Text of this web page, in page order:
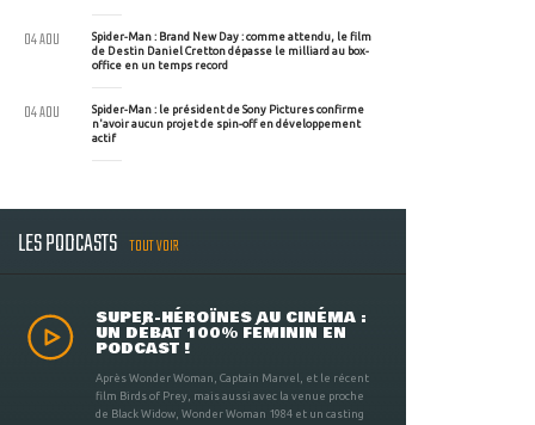
Spider-Man : Brand New Day : comme attendu, le film
de Destin Daniel Cretton dépasse le milliard au box-
office en un temps record
04 AOU
Spider-Man : le président de Sony Pictures confirme
n'avoir aucun projet de spin-off en développement
actif
04 AOU
LES PODCASTS TOUT VOIR
SUPER-HÉROÏNES AU CINÉMA :
UN DÉBAT 100% FÉMININ EN
PODCAST !
Après Wonder Woman, Captain Marvel, et le récent
film Birds of Prey, mais aussi avec la venue proche
de Black Widow, Wonder Woman 1984 et un casting